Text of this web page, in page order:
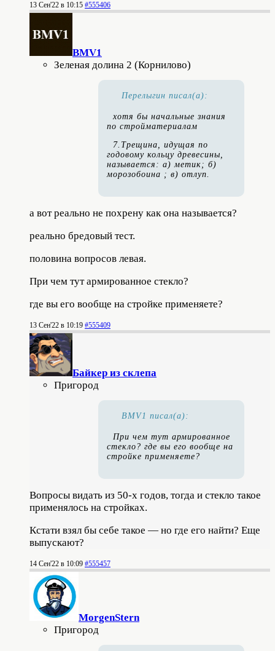
13 Сен'22 в 10:15 #555406
BMV1
Зеленая долина 2 (Корнилово)
Перелыгин писал(а):
хотя бы начальные знания
по стройматериалам
7.Трещина, идущая по
годовому кольцу древесины,
называется: а) метик; б)
морозобоина ; в) отлуп.
а вот реально не похрену как она называется?
реально бредовый тест.
половина вопросов левая.
При чем тут армированное стекло?
где вы его вообще на стройке применяете?
13 Сен'22 в 10:19 #555409
Байкер из склепа
Пригород
BMV1 писал(а):
При чем тут армированное
стекло? где вы его вообще на
стройке применяете?
Вопросы видать из 50-х годов, тогда и стекло такое
применялось на стройках.
Кстати взял бы себе такое — но где его найти? Еще
выпускают?
14 Сен'22 в 10:09 #555457
MorgenStern
Пригород